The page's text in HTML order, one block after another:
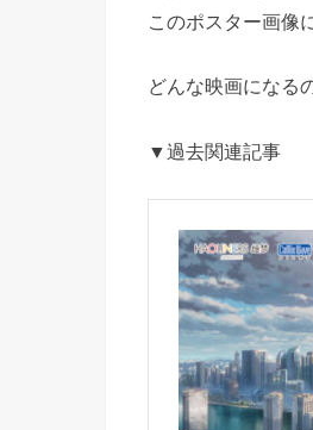
このポスター画像
どんな映画になる
▼過去関連記事